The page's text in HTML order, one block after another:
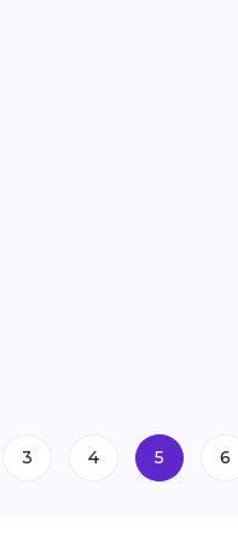
3 4 5 6